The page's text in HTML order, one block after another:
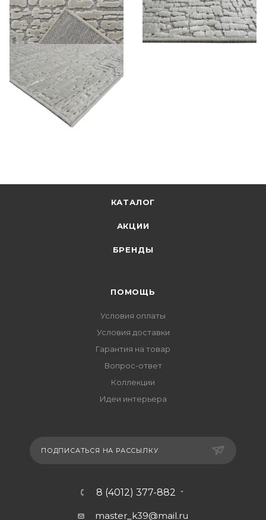
КАТАЛОГ
АКЦИИ
БРЕНДЫ
ПОМОЩЬ
Условия оплаты
Условия доставки
Гарантия на товар
Вопрос-ответ
Коллекции
Идеи интерьера
ПОДПИСАТЬСЯ НА РАССЫЛКУ
8 (4012) 377-882
master_k39@mail.ru